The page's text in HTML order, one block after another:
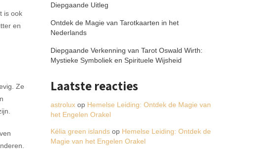
is ook
en
Ze
Diepgaande Uitleg
Ontdek de Magie van Tarotkaarten in het
Nederlands
Diepgaande Verkenning van Tarot Oswald Wirth:
Mystieke Symboliek en Spirituele Wijsheid
Laatste reacties
astrolux op Hemelse Leiding: Ontdek de Magie van
het Engelen Orakel
Kélia green islands op Hemelse Leiding: Ontdek de
Magie van het Engelen Orakel